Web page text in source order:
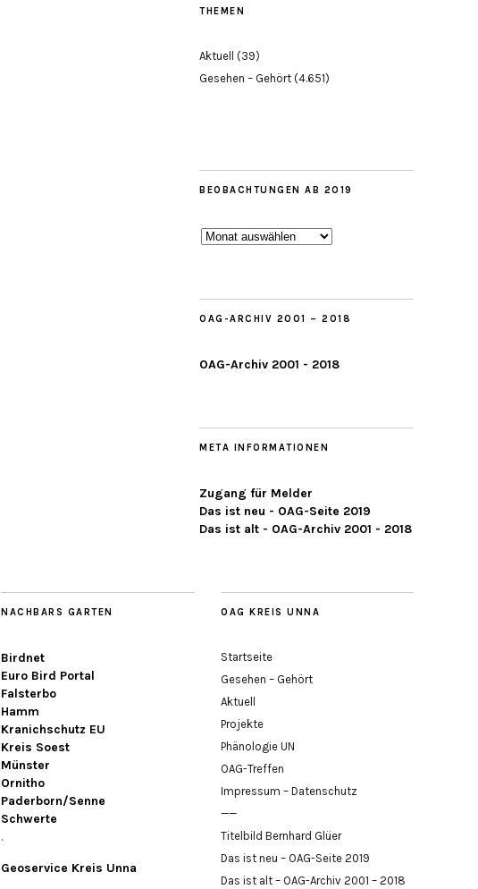
THEMEN
Aktuell
(39)
Gesehen – Gehört (4.651)
BEOBACHTUNGEN AB 2019
Beobachtungen
OAG-ARCHIV 2001 – 2018
OAG-Archiv 2001 - 2018
META INFORMATIONEN
Zugang für Melder
Das ist neu - OAG-Seite 2019
Das ist alt - OAG-Archiv 2001 - 2018
NACHBARS GARTEN
Birdnet
Euro Bird Portal
Falsterbo
Hamm
Kranichschutz EU
Kreis Soest
Münster
Ornitho
Paderborn/Senne
Schwerte
.
Geoservice Kreis Unna
OAG KREIS UNNA
Startseite
Gesehen – Gehört
Aktuell
Projekte
Phänologie UN
OAG-Treffen
Impressum – Datenschutz
——
Titelbild Bernhard Glüer
Das ist neu – OAG-Seite 2019
Das ist alt – OAG-Archiv 2001 – 2018